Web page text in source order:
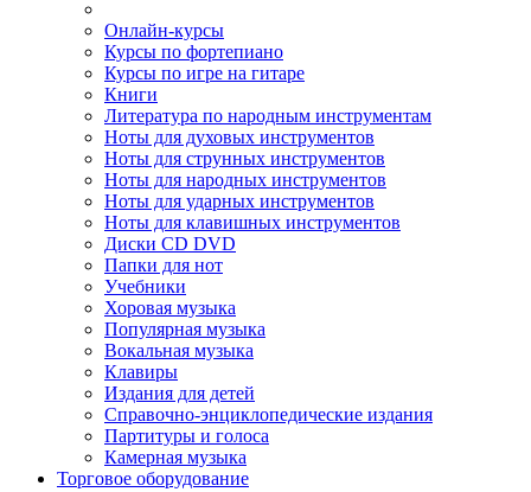
Онлайн-курсы
Курсы по фортепиано
Курсы по игре на гитаре
Книги
Литература по народным инструментам
Ноты для духовых инструментов
Ноты для струнных инструментов
Ноты для народных инструментов
Ноты для ударных инструментов
Ноты для клавишных инструментов
Диски CD DVD
Папки для нот
Учебники
Хоровая музыка
Популярная музыка
Вокальная музыка
Клавиры
Издания для детей
Справочно-энциклопедические издания
Партитуры и голоса
Камерная музыка
Торговое оборудование